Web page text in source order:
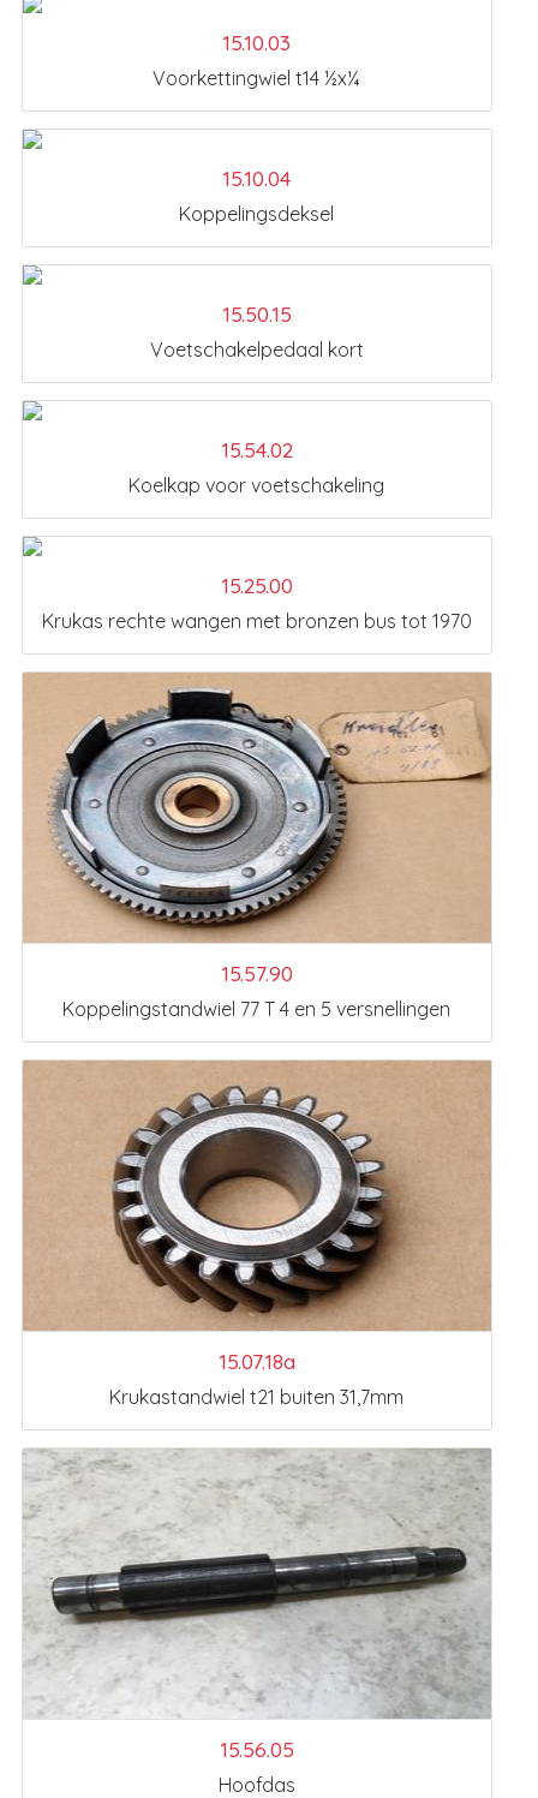
15.10.03
Voorkettingwiel t14 ½x¼
15.10.04
Koppelingsdeksel
15.50.15
Voetschakelpedaal kort
15.54.02
Koelkap voor voetschakeling
15.25.00
Krukas rechte wangen met bronzen bus tot 1970
15.57.90
Koppelingstandwiel 77 T 4 en 5 versnellingen
15.07.18a
Krukastandwiel t21 buiten 31,7mm
15.56.05
Hoofdas